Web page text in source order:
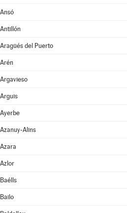
Ansó
Antillón
Aragüés del Puerto
Arén
Argavieso
Arguis
Ayerbe
Azanuy-Alins
Azara
Azlor
Baélls
Bailo